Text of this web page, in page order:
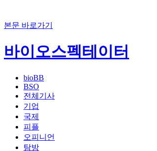
본문 바로가기
바이오스펙테이터
bioBB
BSO
전체기사
기업
국제
피플
오피니언
탐방